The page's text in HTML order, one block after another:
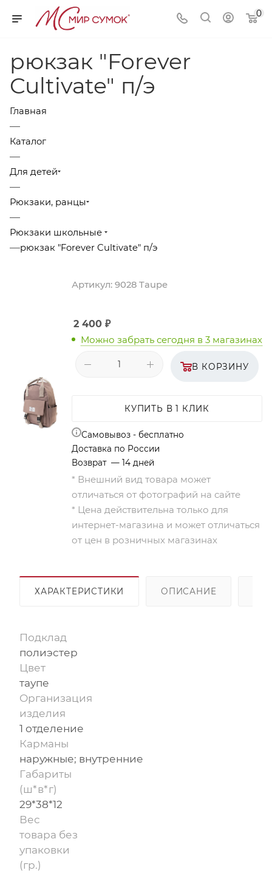
0
рюкзак "Forever
Cultivate" п/э
Главная
—
Каталог
—
Для детей
—
Рюкзаки, ранцы
—
Рюкзаки школьные
—рюкзак "Forever Cultivate" п/э
Артикул: 9028 Taupe
2 400 ₽
Можно забрать сегодня в 3 магазинах
В КОРЗИНУ
КУПИТЬ В 1 КЛИК
Самовывоз - бесплатно
Доставка по России
Возврат — 14 дней
* Внешний вид товара может
отличаться от фотографий на сайте
* Цена действительна только для
интернет-магазина и может отличаться
от цен в розничных магазинах
ХАРАКТЕРИСТИКИ ОПИСАНИЕ
Подклад
полиэстер
Цвет
таупе
Организация
изделия
1 отделение
Карманы
наружные; внутренние
Габариты
(ш*в*г)
29*38*12
Вес
товара без
упаковки
(гр.)